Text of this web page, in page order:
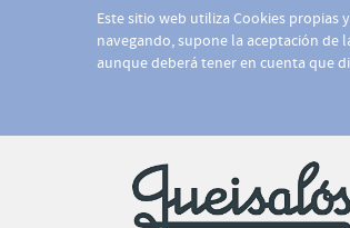
Este sitio web utiliza Cookies propias
navegando, supone la aceptación de
aunque deberá tener en cuenta que